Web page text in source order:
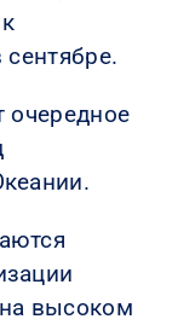
очередное
высоком